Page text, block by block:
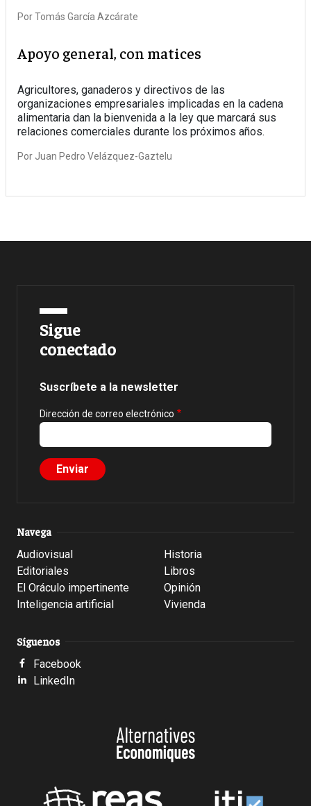
PorTomás García Azcárate
Apoyo general, con matices
Agricultores, ganaderos y directivos de las
organizaciones empresariales implicadas en la cadena
alimentaria dan la bienvenida a la ley que marcará sus
relaciones comerciales durante los próximos años.
Por Juan Pedro Velázquez-Gaztelu
Sigue
conectado
Suscríbete a la newsletter
Dirección de correo electrónico
Navega
Audiovisual
Editoriales
El Oráculo impertinente
Inteligencia artificial
Historia
Libros
Opinión
Vivienda
Síguenos
Facebook
LinkedIn